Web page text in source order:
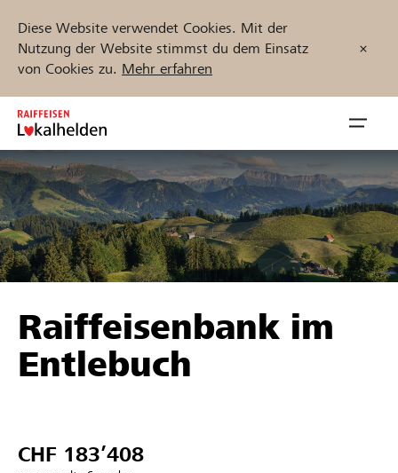
Diese Website verwendet Cookies. Mit der
Nutzung der Website stimmst du dem Einsatz
von Cookies zu. Mehr erfahren
Zum
Inhalt
springen
öffnen
Unterstützen
Hilfe & Support
Projekte und Organisationen finden
Jetzt starten
Raiffeisenbank im
Entlebuch
CHF 183’408